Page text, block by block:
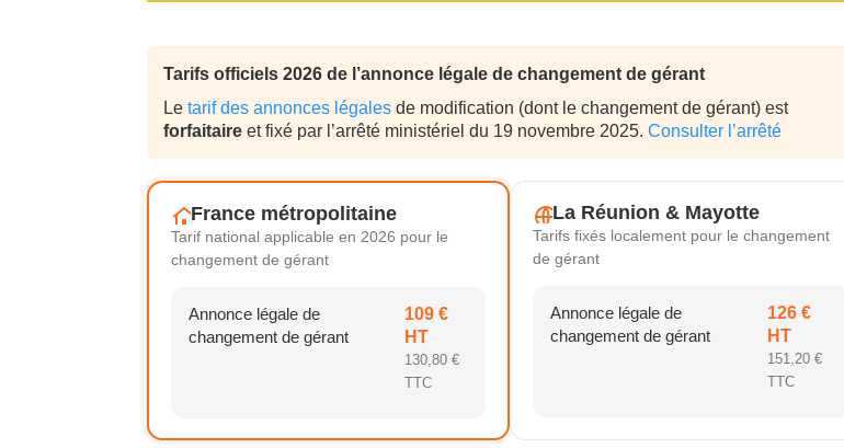
Tarifs officiels 2026 de l’annonce légale de changement de gérant
Le tarif des annonces légales de modification (dont le changement de gérant) est
forfaitaire et fixé par l’arrêté ministériel du 19 novembre 2025. Consulter l’arrêté
France métropolitaine
Tarif national applicable en 2026 pour le
changement de gérant
Annonce légale de
changement de gérant
109 €
HT
130,80 €
TTC
La Réunion & Mayotte
Tarifs fixés localement pour le changement
de gérant
Annonce légale de
changement de gérant
126 €
HT
151,20 €
TTC